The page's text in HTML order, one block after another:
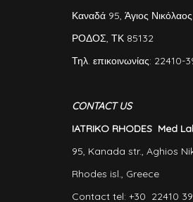
Καναδά 95, Άγιος Νικόλαος
ΡΟΔΟΣ, ΤΚ 85132
Τηλ. επικοινωνίας: 22410-
CONTACT US
IATRIKO RHODES Med
95, Kanada str., Aghios
Rhodes isl., Greece
Contact tel: +30 22410